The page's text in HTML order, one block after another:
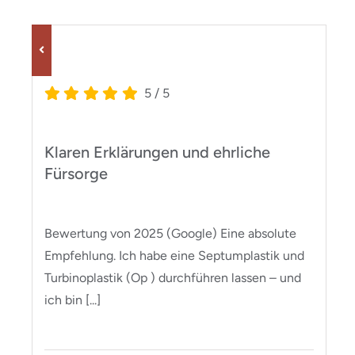
5 / 5
Klaren Erklärungen und ehrliche
Fürsorge
Bewertung von 2025 (Google) Eine absolute
Empfehlung. Ich habe eine Septumplastik und
Turbinoplastik (Op ) durchführen lassen – und
ich bin [...]